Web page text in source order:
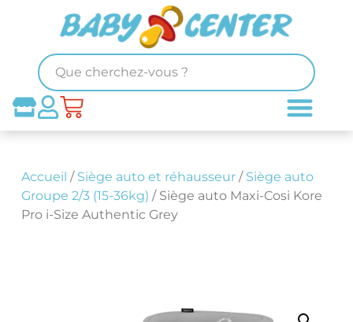
Accueil / Siège auto et réhausseur/ Siège auto
Groupe 2/3 (15-36kg) / Siège auto Maxi-Cosi Kore
Pro i-Size Authentic Grey